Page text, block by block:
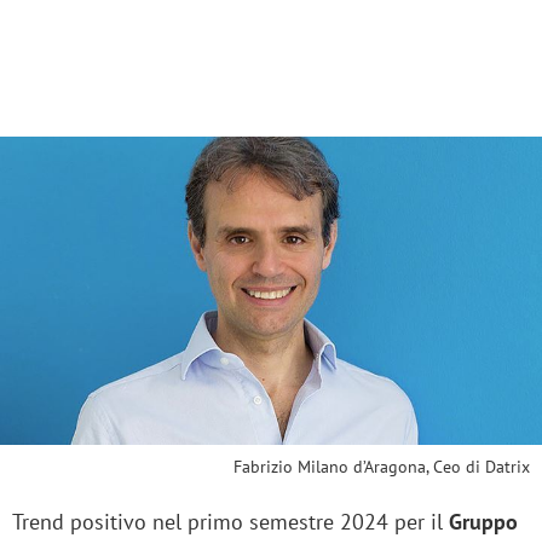
Fabrizio Milano d’Aragona, Ceo di Datrix
Trend positivo nel primo semestre 2024 per il Gruppo